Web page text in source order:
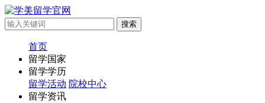
首页
留学国家
留学学历
留学活动 院校中心
留学资讯